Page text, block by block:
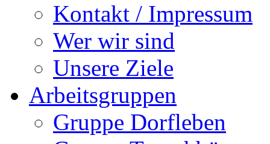
Kontakt / Impressum
Wer wir sind
Unsere Ziele
Arbeitsgruppen
Gruppe Dorfleben